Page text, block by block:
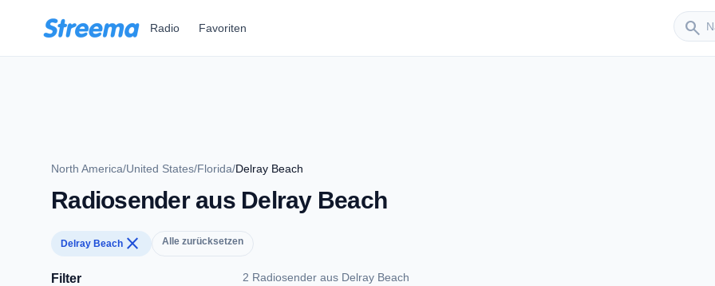
Radio Favoriten search
Sender
North America/United States/Florida/Delray Beach
Radiosender aus Delray Beach
Delray Beach close Alle zurücksetzen
Filter 2 Radiosender aus Delray Beach